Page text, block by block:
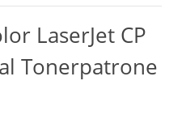
LaserJet CP
Tonerpatrone